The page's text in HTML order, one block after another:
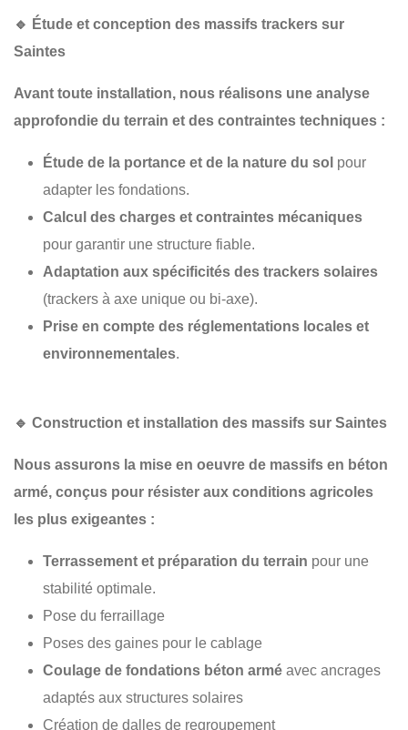
🔹 Étude et conception des massifs trackers sur
Saintes
Avant toute installation, nous réalisons une analyse
approfondie du terrain et des contraintes techniques :
Étude de la portance et de la nature du sol pour
adapter les fondations.
Calcul des charges et contraintes mécaniques
pour garantir une structure fiable.
Adaptation aux spécificités des trackers solaires
(trackers à axe unique ou bi-axe).
Prise en compte des réglementations locales et
environnementales.
🔹 Construction et installation des massifs sur Saintes
Nous assurons la mise en oeuvre de massifs en béton
armé, conçus pour résister aux conditions agricoles
les plus exigeantes :
Terrassement et préparation du terrain pour une
stabilité optimale.
Pose du ferraillage
Poses des gaines pour le cablage
Coulage de fondations béton armé avec ancrages
adaptés aux structures solaires
Création de dalles de regroupement